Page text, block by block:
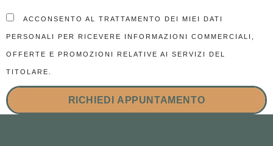
ACCONSENTO AL TRATTAMENTO DEI MIEI DATI
PERSONALI PER RICEVERE INFORMAZIONI COMMERCIALI,
OFFERTE E PROMOZIONI RELATIVE AI SERVIZI DEL
TITOLARE.
RICHIEDI APPUNTAMENTO